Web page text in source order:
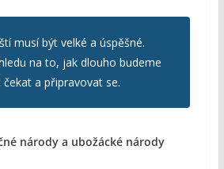
musí být velké a úspěšné.
na to, jak dlouho budeme
a připravovat se.
národy a ubožácké národy